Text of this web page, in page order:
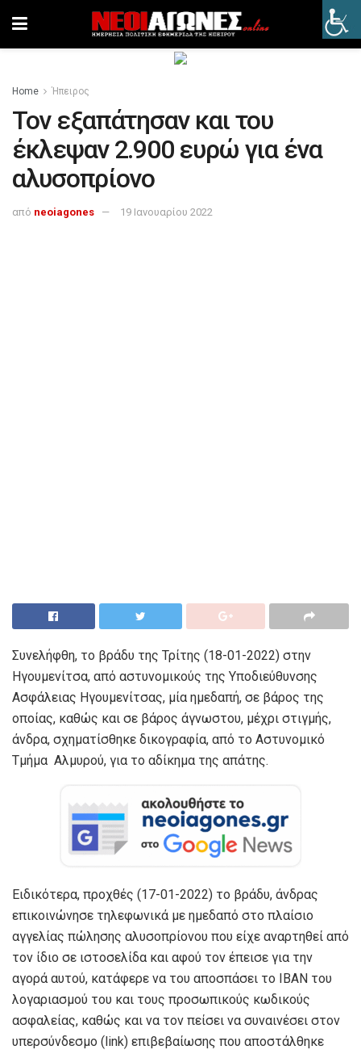
Home Ήπειρος
Τον εξαπάτησαν και του
έκλεψαν 2.900 ευρώ για ένα
αλυσοπρίονο
από neoiagones 19 Ιανουαρίου 2022
Συνελήφθη, το βράδυ της Τρίτης (18-01-2022) στην
Ηγουμενίτσα, από αστυνομικούς της Υποδιεύθυνσης
Ασφάλειας Ηγουμενίτσας, μία ημεδαπή, σε βάρος της
οποίας, καθώς και σε βάρος άγνωστου, μέχρι στιγμής,
άνδρα, σχηματίσθηκε δικογραφία, από το Αστυνομικό
Τμήμα Αλμυρού, για το αδίκημα της απάτης.
Ειδικότερα, προχθές (17-01-2022) το βράδυ, άνδρας
επικοινώνησε τηλεφωνικά με ημεδαπό στο πλαίσιο
αγγελίας πώλησης αλυσοπρίονου που είχε αναρτηθεί από
τον ίδιο σε ιστοσελίδα και αφού τον έπεισε για την
αγορά αυτού, κατάφερε να του αποσπάσει το ΙΒΑΝ του
λογαριασμού του και τους προσωπικούς κωδικούς
ασφαλείας, καθώς και να τον πείσει να συναινέσει στον
υπερσύνδεσμο (link) επιβεβαίωσης που αποστάλθηκε